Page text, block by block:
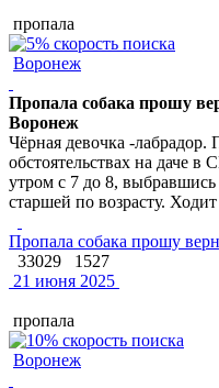
пропала
Воронеж
Пропала собака прошу
Воронеж
Чёрная девочка -
обстоятельствах на даче
утром с 7 до 8, выбравшись
старшей по возрасту.
Пропала собака прошу
33029
1527
21 июня 2025
пропала
Воронеж